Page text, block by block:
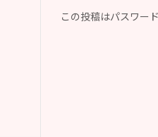
この投稿はパスワー